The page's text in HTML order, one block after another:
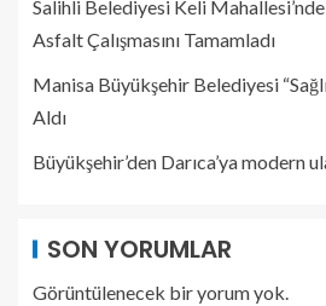
Salihli Belediyesi Keli
Asfalt Çalışmasını Tamamladı
Manisa Büyükşehir Belediyesi
Aldı
Büyükşehir’den Darıca’ya modern
SON YORUMLAR
Görüntülenecek bir yorum yok.